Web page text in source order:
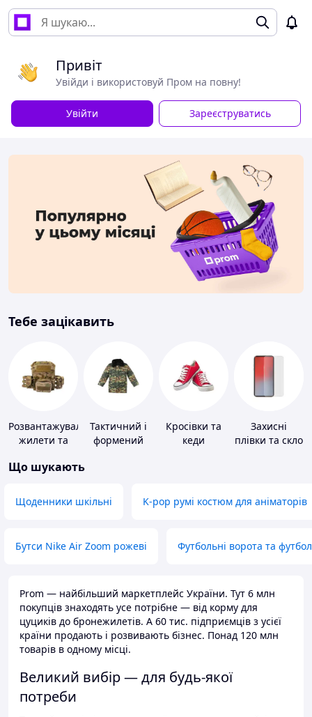
Привіт
Увійди і використовуй Пром на повну!
Увійти Зареєструватись
Тебе зацікавить
Розвантажувальні
жилети та
без плит
Тактичний і
формений
Кросівки та
кеди
Захисні
плівки та скло
Що шукають
Щоденники шкільні K-pop румі костюм для аніматорів
Бутси Nike Air Zoom рожеві Футбольні ворота та
Prom — найбільший маркетплейс України. Тут 6 млн
покупців знаходять усе потрібне — від корму для
цуциків до бронежилетів. А 60 тис. підприємців з усієї
країни продають і розвивають бізнес. Понад 120 млн
товарів в одному місці.
Великий вибір — для будь-якої
потреби